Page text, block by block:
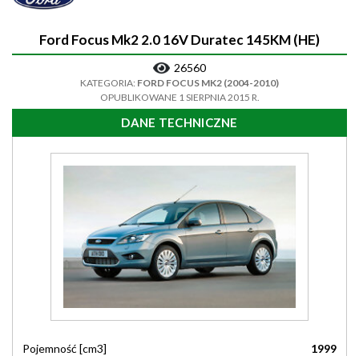
Ford Focus Mk2 2.0 16V Duratec 145KM (HE)
26560
KATEGORIA: FORD FOCUS MK2 (2004-2010)
OPUBLIKOWANE 1 SIERPNIA 2015 R.
DANE TECHNICZNE
Pojemność [cm3]
1999